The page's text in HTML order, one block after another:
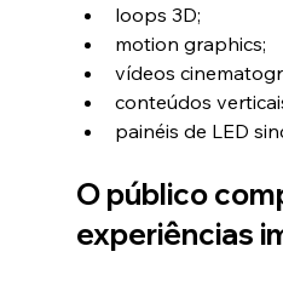
loops 3D;
motion graphics;
vídeos
conteúdos
painéis de LED
O público
experiências